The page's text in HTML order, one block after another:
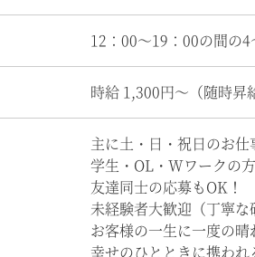
12：00～19：00の間の
時給 1,300円～（随時昇
主に土・日・祝日のお仕
学生・OL・Wワークの
友達同士の応募もOK！
未経験者大歓迎（丁寧な
お客様の一生に一度の晴
幸せのひとときに携われ